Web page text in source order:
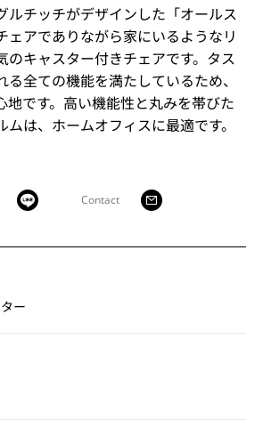
ルチッチがデザインした「オールス
ェアでありながら家にいるようなリ
のキャスター付きチェアです。タス
全ての機能を満たしているため、
地です。高い機能性と丸みを帯びた
は、ホームオフィスに最適です。
Contact
ー